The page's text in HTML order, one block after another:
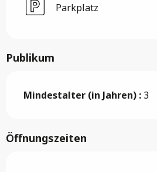
Parkplatz
Publikum
Mindestalter (in Jahren) : 3
Öffnungszeiten